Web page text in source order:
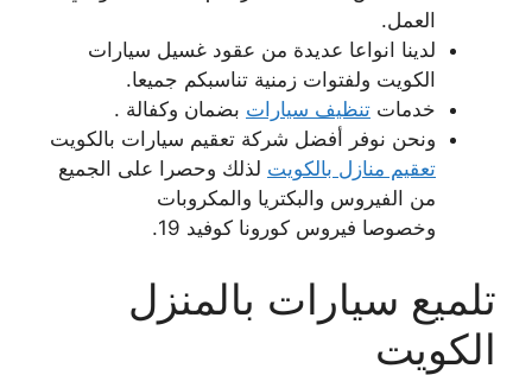
العمل.
لدينا انواعا عديدة من عقود غسيل سيارات
الكويت ولفتوات زمنية تناسبكم جميعا.
خدمات تنظيف سيارات بضمان وكفالة .
ونحن نوفر أفضل شركة تعقيم سيارات بالكويت
تعقيم منازل بالكويت لذلك وحصرا على الجميع
من الفيروس والبكتريا والمكروبات
وخصوصا فيروس كورونا كوفيد 19.
تلميع سيارات بالمنزل
الكويت